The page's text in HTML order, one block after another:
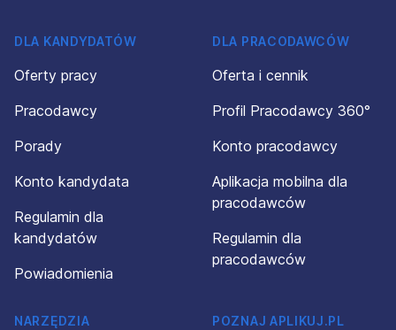
DLA KANDYDATÓW
Oferty pracy
Pracodawcy
Porady
Konto kandydata
Regulamin dla
kandydatów
Powiadomienia
DLA PRACODAWCÓW
Oferta i cennik
Profil Pracodawcy 360°
Konto pracodawcy
Aplikacja mobilna dla
pracodawców
Regulamin dla
pracodawców
NARZĘDZIA
POZNAJ APLIKUJ.PL